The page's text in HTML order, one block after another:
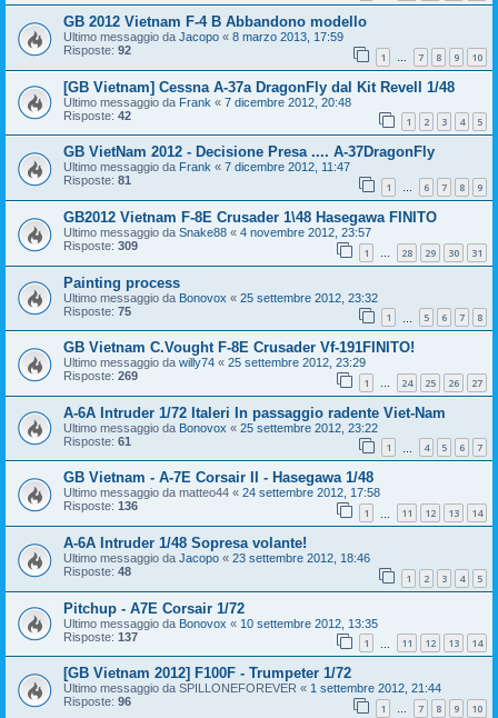
GB 2012 Vietnam F-4 B Abbandono modello
Ultimo messaggio da Jacopo « 8 marzo 2013, 17:59
Risposte: 92 1 … 7 8 9 10
[GB Vietnam] Cessna A-37a DragonFly dal Kit Revell 1/48
Ultimo messaggio da Frank « 7 dicembre 2012, 20:48
Risposte: 42 1 2 3 4 5
GB VietNam 2012 - Decisione Presa .... A-37DragonFly
Ultimo messaggio da Frank « 7 dicembre 2012, 11:47
Risposte: 81 1 … 6 7 8 9
GB2012 Vietnam F-8E Crusader 1\48 Hasegawa FINITO
Ultimo messaggio da Snake88 « 4 novembre 2012, 23:57
Risposte: 309 1 … 28 29 30 31
Painting process
Ultimo messaggio da Bonovox « 25 settembre 2012, 23:32
Risposte: 75 1 5 6 7 8
GB Vietnam C.Vought F-8E Crusader Vf-191FINITO!
Ultimo messaggio da willy74 « 25 settembre 2012, 23:29
Risposte: 269 1 … 24 25 26 27
A-6A Intruder 1/72 Italeri In passaggio radente Viet-Nam
Ultimo messaggio da Bonovox « 25 settembre 2012, 23:22
Risposte: 61 1 4 5 6 7
GB Vietnam - A-7E Corsair II - Hasegawa 1/48
Ultimo messaggio da matteo44 « 24 settembre 2012, 17:58
Risposte: 136 1 11 12 13 14
A-6A Intruder 1/48 Sopresa volante!
Ultimo messaggio da Jacopo « 23 settembre 2012, 18:46
Risposte: 48 1 2 3 4 5
Pitchup - A7E Corsair 1/72
Ultimo messaggio da Bonovox « 10 settembre 2012, 13:35
Risposte: 137 1 11 12 13 14
[GB Vietnam 2012] F100F - Trumpeter 1/72
Ultimo messaggio da SPILLONEFOREVER « 1 settembre 2012, 21:44
Risposte: 96 1 … 7 8 9 10